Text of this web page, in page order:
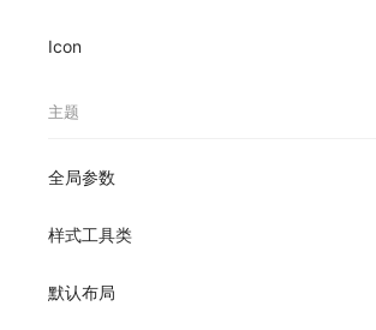
Icon
主题
全局参数
样式工具类
默认布局